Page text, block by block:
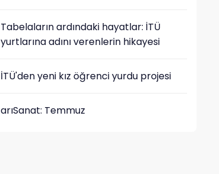
Tabelaların ardındaki hayatlar: İTÜ
yurtlarına adını verenlerin hikayesi
İTÜ'den yeni kız öğrenci yurdu projesi
arıSanat: Temmuz